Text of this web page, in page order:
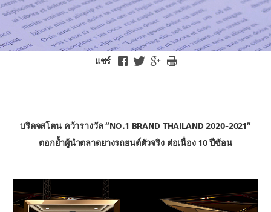
แชร์
บริดจสโตน คว้ารางวัล “NO.1 BRAND THAILAND 2020-2021”
ตอกย้ำผู้นำตลาดยางรถยนต์ตัวจริง ต่อเนื่อง 10 ปีซ้อน